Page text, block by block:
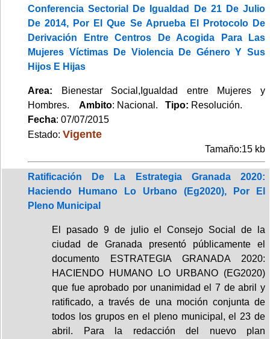
Conferencia Sectorial De Igualdad De 21 De Julio
De 2014, Por El Que Se Aprueba El Protocolo De
Derivación Entre Centros De Acogida Para Las
Mujeres Víctimas De Violencia De Género Y Sus
Hijos E Hijas
Area: Bienestar Social,Igualdad entre Mujeres y
Hombres. Ambito: Nacional. Tipo: Resolución.
Fecha: 07/07/2015
Estado: Vigente
Tamaño:15 kb
Ratificación De La Estrategia Granada 2020:
Haciendo Humano Lo Urbano (Eg2020), Por El
Pleno Municipal
El pasado 9 de julio el Consejo Social de la
ciudad de Granada presentó públicamente el
documento ESTRATEGIA GRANADA 2020:
HACIENDO HUMANO LO URBANO (EG2020)
que fue aprobado por unanimidad el 7 de abril y
ratificado, a través de una moción conjunta de
todos los grupos en el pleno municipal, el 23 de
abril. Para la redacción del nuevo plan